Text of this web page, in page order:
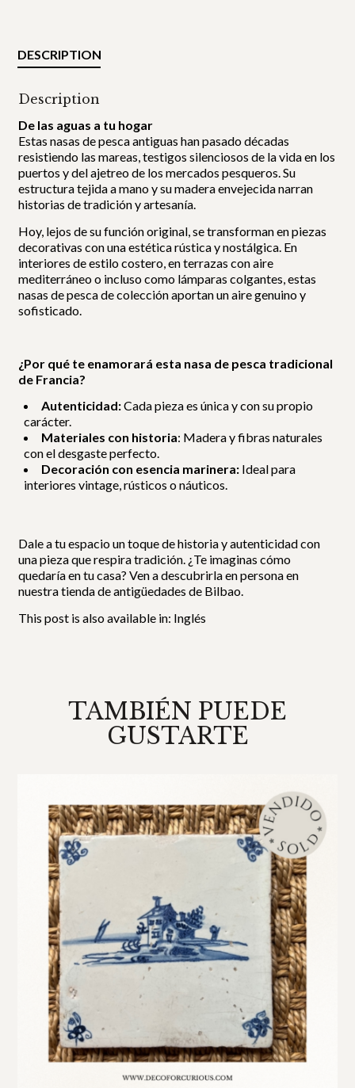
DESCRIPTION
Description
De las aguas a tu hogar
Estas nasas de pesca antiguas han pasado décadas
resistiendo las mareas, testigos silenciosos de la vida en los
puertos y del ajetreo de los mercados pesqueros. Su
estructura tejida a mano y su madera envejecida narran
historias de tradición y artesanía.
Hoy, lejos de su función original, se transforman en piezas
decorativas con una estética rústica y nostálgica. En
interiores de estilo costero, en terrazas con aire
mediterráneo o incluso como lámparas colgantes, estas
nasas de pesca de colección aportan un aire genuino y
sofisticado.
¿Por qué te enamorará esta nasa de pesca tradicional
de Francia?
Autenticidad:Cada pieza es única y con su propio
carácter.
Materiales con historia: Madera y fibras naturales
con el desgaste perfecto.
Decoración con esencia marinera: Ideal para
interiores vintage, rústicos o náuticos.
Dale a tu espacio un toque de historia y autenticidad con
una pieza que respira tradición. ¿Te imaginas cómo
quedaría en tu casa? Ven a descubrirla en persona en
nuestra tienda de antigüedades de Bilbao.
This post is also available in: Inglés
TAMBIÉN PUEDE
GUSTARTE